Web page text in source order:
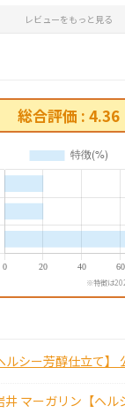
レビューをもっと見る
総合評価 : 4.36
※特徴は
ルシー芳醇仕立て】
井 マーガリン【ヘル